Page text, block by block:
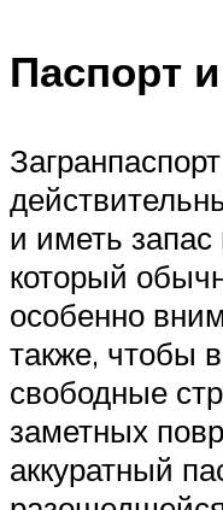
Паспорт
и иметь запас
который
особенно
также, чтобы
свободные
заметных
аккуратный